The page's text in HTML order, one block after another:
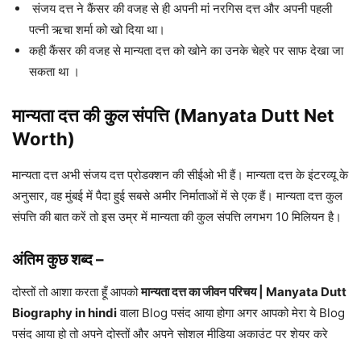
संजय दत्त ने कैंसर की वजह से ही अपनी मां नरगिस दत्त और अपनी पहली
पत्नी ऋचा शर्मा को खो दिया था।
कही कैंसर की वजह से मान्यता दत्त को खोने का उनके चेहरे पर साफ देखा जा
सकता था ।
मान्यता दत्त की कुल संपत्ति (Manyata Dutt Net
Worth)
मान्यता दत्त अभी संजय दत्त प्रोडक्शन की सीईओ भी हैं। मान्यता दत्त के इंटरव्यू के
अनुसार, वह मुंबई में पैदा हुई सबसे अमीर निर्माताओं में से एक हैं। मान्यता दत्त कुल
संपत्ति की बात करें तो इस उम्र में मान्यता की कुल संपत्ति लगभग 10 मिलियन है।
अंतिम कुछ शब्द–
दोस्तों तो आशा करता हूँ आपकोमान्यता दत्त का जीवन परिचय | Manyata Dutt
Biography in hindiवाला Blog पसंद आया होगा अगर आपको मेरा ये Blog
पसंद आया हो तो अपने दोस्तों और अपने सोशल मीडिया अकाउंट पर शेयर करे